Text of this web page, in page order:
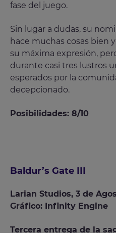
fase del juego.
Sin lugar a dudas, su
hace muchas cosas bien
su máxima expresión,
durante casi tres lustros
esperados por la
decepcionado.
Posibilidades: 8/10
Baldur’s Gate III
Larian Studios, 3 de
Gráfico: Infinity Engine
Tercera entrega de la